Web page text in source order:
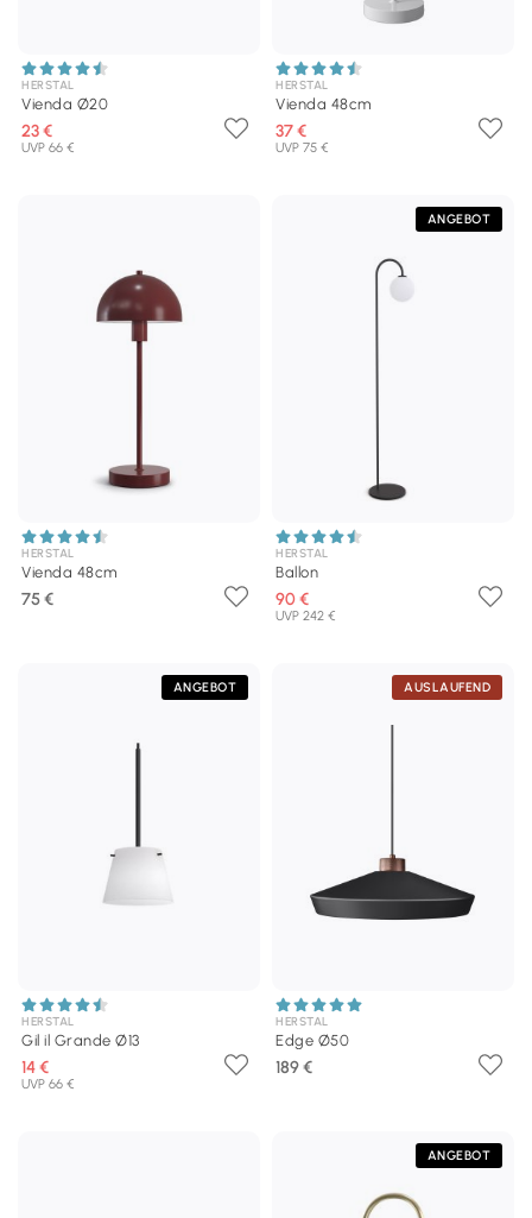
HERSTAL
Vienda Ø20
23 €
UVP 66 €
HERSTAL
Vienda 48cm
37 €
UVP 75 €
HERSTAL
Vienda 48cm
75 €
ANGEBOT
HERSTAL
Ballon
90 €
UVP 242 €
ANGEBOT
HERSTAL
Gil il Grande Ø13
14 €
UVP 66 €
AUSLAUFEND
HERSTAL
Edge Ø50
189 €
ANGEBOT